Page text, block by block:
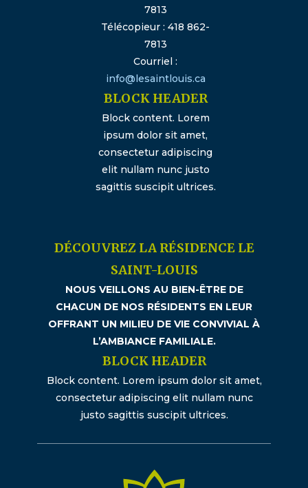
7813
Télécopieur : 418 862-
7813
Courriel :
info@lesaintlouis.ca
BLOCK HEADER
Block content. Lorem
ipsum dolor sit amet,
consectetur adipiscing
elit nullam nunc justo
sagittis suscipit ultrices.
DÉCOUVREZ LA RÉSIDENCE LE
SAINT-LOUIS
NOUS VEILLONS AU BIEN-ÊTRE DE
CHACUN DE NOS RÉSIDENTS EN LEUR
OFFRANT UN MILIEU DE VIE CONVIVIAL À
L’AMBIANCE FAMILIALE.
BLOCK HEADER
Block content. Lorem ipsum dolor sit amet,
consectetur adipiscing elit nullam nunc
justo sagittis suscipit ultrices.